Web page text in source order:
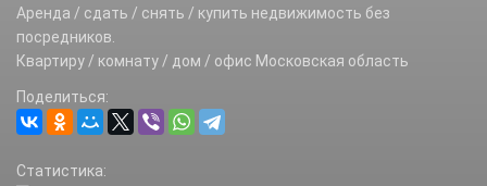
Аренда / сдать / снять / купить недвижимость без
посредников.
Квартиру / комнату / дом / офис Московская область
Поделиться:
Статистика: